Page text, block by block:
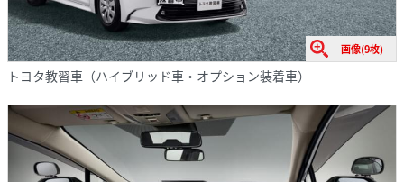
画像(9枚)
トヨタ教習車（ハイブリッド車・オプション装着車）